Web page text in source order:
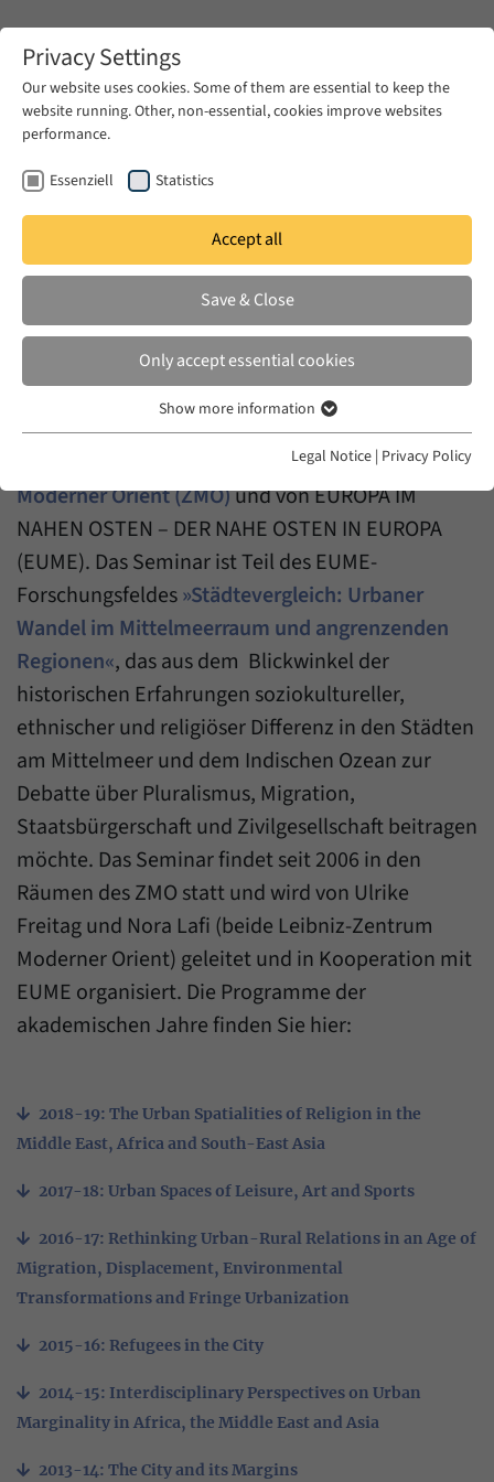
Zum Hauptinhalt springen
EUME
Urban Studies
Seminar
Das (Ottoman) Urban Studies Seminar ist eine
Leibniz-Zentrums
Moderner Orient (ZMO)und vonEUROPA IM
NAHEN OSTEN – DER NAHE OSTEN IN EUROPA
(EUME). Das Seminar ist Teil des EUME-
Forschungsfeldes»Städtevergleich: Urbaner
Wandel im Mittelmeerraum und angrenzenden
Regionen«, das aus dem Blickwinkel der
historischen Erfahrungen soziokultureller,
ethnischer und religiöser Differenz in den Städten
am Mittelmeer und dem Indischen Ozean zur
Debatte über Pluralismus, Migration,
Staatsbürgerschaft und Zivilgesellschaft beitragen
möchte. Das Seminar findet seit 2006 in den
Räumen des ZMO statt und wird von Ulrike
Freitag und Nora Lafi (beide Leibniz-Zentrum
Moderner Orient) geleitet und in Kooperation mit
EUME organisiert. Die Programme der
akademischen Jahre finden Sie hier:
2018-19: The Urban Spatialities of Religion in the
Middle East, Africa and South-East Asia
2017-18: Urban Spaces of Leisure, Art and Sports
2016-17: Rethinking Urban-Rural Relations in an Age of
Migration, Displacement, Environmental
Transformations and Fringe Urbanization
2015-16: Refugees in the City
2014-15: Interdisciplinary Perspectives on Urban
Marginality in Africa, the Middle East and Asia
2013-14: The City and its Margins
Privacy Settings
Our website uses cookies. Some of them are essential to keep the
website running. Other, non-essential, cookies improve websites
performance.
Essenziell Statistics
Accept all
Save & Close
Only accept essential cookies
Essenzielle Cookies werden für grundlegende Funktionen der
einwandfrei funktioniert.
Name cookie_optin
Provider Forum Transregionale Studien e.V.
Duration 1 Year
Purpose
This cookies is used to store your cookie
settings for this website.
Name SgCookieOptin.lastPreferences
Provider Forum Transregionale Studien e.V.
Purpose
This value stores your consent settings,
including a randomly generated ID used for
the historical storage of the settings you
have made, if the website operator has
enabled this option.
Show cookie information
Statistics
These cookies allow us to create statistics about the use of the
content of our website. We manage the statistics with the help of
the Matomo application. They are only available to the Forum
Transregionale Studien and will not be passed on to others.
_pk_id
Provider Matomo
Duration 13 Months
Purpose
Mit diesem Cookie können wir Informationen
über Benutzer unserer Internetseite
speichern, zum Beispiel die Besucher-ID.
6 Months
This cookie allows us to store from which
redirected to our website through a link.
Name _pk_ses
Purpose
This cookie allows us to store data about
visitors’ current stay on our website for a
short period of time.
Show cookie information
Show more information
Legal Notice | Privacy Policy